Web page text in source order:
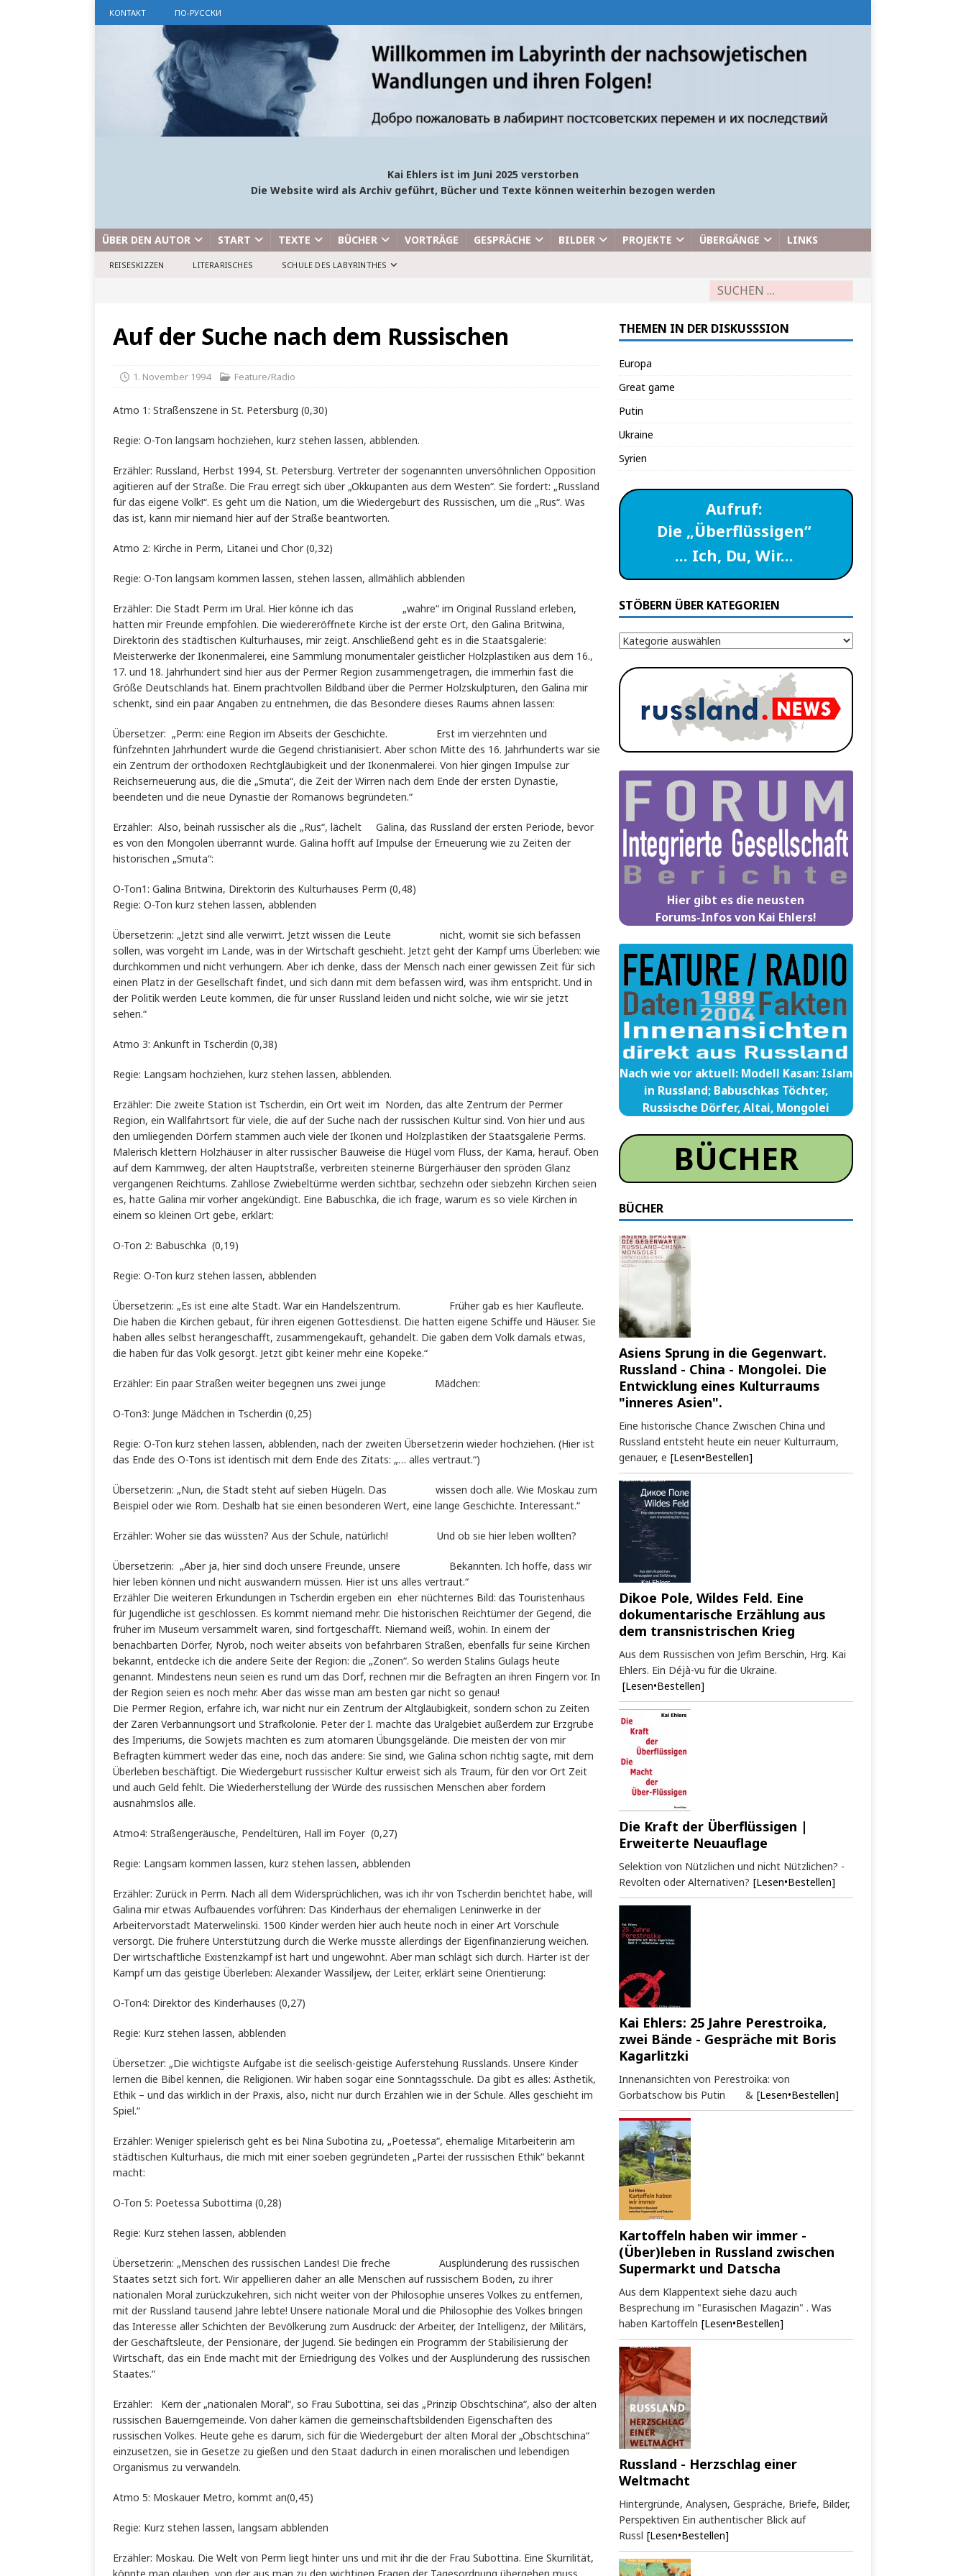
KONTAKT ПО-РУССКИ
Kai Ehlers ist im Juni 2025 verstorben
Die Website wird als Archiv geführt, Bücher und Texte können weiterhin bezogen werden
ÜBER DEN AUTOR START TEXTE BÜCHER VORTRÄGE GESPRÄCHE BILDER PROJEKTE ÜBERGÄNGE LINKS
REISESKIZZEN LITERARISCHES SCHULE DES LABYRINTHES
Auf der Suche nach dem Russischen
1. November 1994 Feature/Radio
Atmo 1: Straßenszene in St. Petersburg (0,30)
Regie: O-Ton langsam hochziehen, kurz stehen lassen, abblenden.
Erzähler: Russland, Herbst 1994, St. Petersburg. Vertreter der sogenannten unversöhnlichen Opposition
agitieren auf der Straße. Die Frau erregt sich über „Okkupanten aus dem Westen“. Sie fordert: „Russland
für das eigene Volk!“. Es geht um die Nation, um die Wiedergeburt des Russischen, um die „Rus“. Was
das ist, kann mir niemand hier auf der Straße beantworten.
Atmo 2: Kirche in Perm, Litanei und Chor (0,32)
Regie: O-Ton langsam kommen lassen, stehen lassen, allmählich abblenden
Erzähler: Die Stadt Perm im Ural. Hier könne ich das „wahre“ im Original Russland erleben,
hatten mir Freunde empfohlen. Die wiedereröffnete Kirche ist der erste Ort, den Galina Britwina,
Direktorin des städtischen Kulturhauses, mir zeigt. Anschließend geht es in die Staatsgalerie:
Meisterwerke der Ikonenmalerei, eine Sammlung monumentaler geistlicher Holzplastiken aus dem 16.,
17. und 18. Jahrhundert sind hier aus der Permer Region zusammengetragen, die immerhin fast die
Größe Deutschlands hat. Einem prachtvollen Bildband über die Permer Holzskulpturen, den Galina mir
schenkt, sind ein paar Angaben zu entnehmen, die das Besondere dieses Raums ahnen lassen:
Übersetzer: „Perm: eine Region im Abseits der Geschichte. Erst im vierzehnten und
fünfzehnten Jahrhundert wurde die Gegend christianisiert. Aber schon Mitte des 16. Jahrhunderts war sie
ein Zentrum der orthodoxen Rechtgläubigkeit und der Ikonenmalerei. Von hier gingen Impulse zur
Reichserneuerung aus, die die „Smuta“, die Zeit der Wirren nach dem Ende der ersten Dynastie,
beendeten und die neue Dynastie der Romanows begründeten.“
Erzähler: Also, beinah russischer als die „Rus“, lächelt Galina, das Russland der ersten Periode, bevor
es von den Mongolen überrannt wurde. Galina hofft auf Impulse der Erneuerung wie zu Zeiten der
historischen „Smuta“:
O-Ton1: Galina Britwina, Direktorin des Kulturhauses Perm (0,48)
Regie: O-Ton kurz stehen lassen, abblenden
Übersetzerin: „Jetzt sind alle verwirrt. Jetzt wissen die Leute nicht, womit sie sich befassen
sollen, was vorgeht im Lande, was in der Wirtschaft geschieht. Jetzt geht der Kampf ums Überleben: wie
durchkommen und nicht verhungern. Aber ich denke, dass der Mensch nach einer gewissen Zeit für sich
einen Platz in der Gesellschaft findet, und sich dann mit dem befassen wird, was ihm entspricht. Und in
der Politik werden Leute kommen, die für unser Russland leiden und nicht solche, wie wir sie jetzt
sehen.“
Atmo 3: Ankunft in Tscherdin (0,38)
Regie: Langsam hochziehen, kurz stehen lassen, abblenden.
Erzähler: Die zweite Station ist Tscherdin, ein Ort weit im Norden, das alte Zentrum der Permer
Region, ein Wallfahrtsort für viele, die auf der Suche nach der russischen Kultur sind. Von hier und aus
den umliegenden Dörfern stammen auch viele der Ikonen und Holzplastiken der Staatsgalerie Perms.
Malerisch klettern Holzhäuser in alter russischer Bauweise die Hügel vom Fluss, der Kama, herauf. Oben
auf dem Kammweg, der alten Hauptstraße, verbreiten steinerne Bürgerhäuser den spröden Glanz
vergangenen Reichtums. Zahllose Zwiebeltürme werden sichtbar, sechzehn oder siebzehn Kirchen seien
es, hatte Galina mir vorher angekündigt. Eine Babuschka, die ich frage, warum es so viele Kirchen in
einem so kleinen Ort gebe, erklärt:
O-Ton 2: Babuschka (0,19)
Regie: O-Ton kurz stehen lassen, abblenden
Übersetzerin: „Es ist eine alte Stadt. War ein Handelszentrum. Früher gab es hier Kaufleute.
Die haben die Kirchen gebaut, für ihren eigenen Gottesdienst. Die hatten eigene Schiffe und Häuser. Sie
haben alles selbst herangeschafft, zusammengekauft, gehandelt. Die gaben dem Volk damals etwas,
die haben für das Volk gesorgt. Jetzt gibt keiner mehr eine Kopeke.“
Erzähler: Ein paar Straßen weiter begegnen uns zwei junge Mädchen:
O-Ton3: Junge Mädchen in Tscherdin (0,25)
Regie: O-Ton kurz stehen lassen, abblenden, nach der zweiten Übersetzerin wieder hochziehen. (Hier ist
das Ende des O-Tons ist identisch mit dem Ende des Zitats: „… alles vertraut.“)
Übersetzerin: „Nun, die Stadt steht auf sieben Hügeln. Das wissen doch alle. Wie Moskau zum
Beispiel oder wie Rom. Deshalb hat sie einen besonderen Wert, eine lange Geschichte. Interessant.“
Erzähler: Woher sie das wüssten? Aus der Schule, natürlich! Und ob sie hier leben wollten?
Übersetzerin: „Aber ja, hier sind doch unsere Freunde, unsere Bekannten. Ich hoffe, dass wir
hier leben können und nicht auswandern müssen. Hier ist uns alles vertraut.“
Erzähler Die weiteren Erkundungen in Tscherdin ergeben ein eher nüchternes Bild: das Touristenhaus
für Jugendliche ist geschlossen. Es kommt niemand mehr. Die historischen Reichtümer der Gegend, die
früher im Museum versammelt waren, sind fortgeschafft. Niemand weiß, wohin. In einem der
benachbarten Dörfer, Nyrob, noch weiter abseits von befahrbaren Straßen, ebenfalls für seine Kirchen
bekannt, entdecke ich die andere Seite der Region: die „Zonen“. So werden Stalins Gulags heute
genannt. Mindestens neun seien es rund um das Dorf, rechnen mir die Befragten an ihren Fingern vor. In
der Region seien es noch mehr. Aber das wisse man am besten gar nicht so genau!
Die Permer Region, erfahre ich, war nicht nur ein Zentrum der Altgläubigkeit, sondern schon zu Zeiten
der Zaren Verbannungsort und Strafkolonie. Peter der I. machte das Uralgebiet außerdem zur Erzgrube
des Imperiums, die Sowjets machten es zum atomaren Übungsgelände. Die meisten der von mir
Befragten kümmert weder das eine, noch das andere: Sie sind, wie Galina schon richtig sagte, mit dem
Überleben beschäftigt. Die Wiedergeburt russischer Kultur erweist sich als Traum, für den vor Ort Zeit
und auch Geld fehlt. Die Wiederherstellung der Würde des russischen Menschen aber fordern
ausnahmslos alle.
Atmo4: Straßengeräusche, Pendeltüren, Hall im Foyer (0,27)
Regie: Langsam kommen lassen, kurz stehen lassen, abblenden
Erzähler: Zurück in Perm. Nach all dem Widersprüchlichen, was ich ihr von Tscherdin berichtet habe, will
Galina mir etwas Aufbauendes vorführen: Das Kinderhaus der ehemaligen Leninwerke in der
Arbeitervorstadt Materwelinski. 1500 Kinder werden hier auch heute noch in einer Art Vorschule
versorgt. Die frühere Unterstützung durch die Werke musste allerdings der Eigenfinanzierung weichen.
Der wirtschaftliche Existenzkampf ist hart und ungewohnt. Aber man schlägt sich durch. Härter ist der
Kampf um das geistige Überleben: Alexander Wassiljew, der Leiter, erklärt seine Orientierung:
O-Ton4: Direktor des Kinderhauses (0,27)
Regie: Kurz stehen lassen, abblenden
Übersetzer: „Die wichtigste Aufgabe ist die seelisch-geistige Auferstehung Russlands. Unsere Kinder
lernen die Bibel kennen, die Religionen. Wir haben sogar eine Sonntagsschule. Da gibt es alles: Ästhetik,
Ethik – und das wirklich in der Praxis, also, nicht nur durch Erzählen wie in der Schule. Alles geschieht im
Spiel.“
Erzähler: Weniger spielerisch geht es bei Nina Subotina zu, „Poetessa“, ehemalige Mitarbeiterin am
städtischen Kulturhaus, die mich mit einer soeben gegründeten „Partei der russischen Ethik“ bekannt
macht:
O-Ton 5: Poetessa Subottima (0,28)
Regie: Kurz stehen lassen, abblenden
Übersetzerin: „Menschen des russischen Landes! Die freche Ausplünderung des russischen
Staates setzt sich fort. Wir appellieren daher an alle Menschen auf russischem Boden, zu ihrer
nationalen Moral zurückzukehren, sich nicht weiter von der Philosophie unseres Volkes zu entfernen,
mit der Russland tausend Jahre lebte! Unsere nationale Moral und die Philosophie des Volkes bringen
das Interesse aller Schichten der Bevölkerung zum Ausdruck: der Arbeiter, der Intelligenz, der Militärs,
der Geschäftsleute, der Pensionäre, der Jugend. Sie bedingen ein Programm der Stabilisierung der
Wirtschaft, das ein Ende macht mit der Erniedrigung des Volkes und der Ausplünderung des russischen
Staates.“
Erzähler: Kern der „nationalen Moral“, so Frau Subottina, sei das „Prinzip Obschtschina“, also der alten
russischen Bauerngemeinde. Von daher kämen die gemeinschaftsbildenden Eigenschaften des
russischen Volkes. Heute gehe es darum, sich für die Wiedergeburt der alten Moral der „Obschtschina“
einzusetzen, sie in Gesetze zu gießen und den Staat dadurch in einen moralischen und lebendigen
Organismus zu verwandeln.
Atmo 5: Moskauer Metro, kommt an(0,45)
Regie: Kurz stehen lassen, langsam abblenden
Erzähler: Moskau. Die Welt von Perm liegt hinter uns und mit ihr die der Frau Subottina. Eine Skurrilität,
THEMEN IN DER DISKUSSSION
Europa
Great game
Putin
Ukraine
Syrien
Aufruf:
Die „Überflüssigen“
… Ich, Du, Wir…
STÖBERN ÜBER KATEGORIEN
Hier gibt es die neusten
Forums-Infos von Kai Ehlers!
Nach wie vor aktuell: Modell Kasan: Islam
in Russland; Babuschkas Töchter,
Russische Dörfer, Altai, Mongolei
BÜCHER
BÜCHER
Asiens Sprung in die Gegenwart.
Russland - China - Mongolei. Die
Entwicklung eines Kulturraums
"inneres Asien".
Eine historische Chance Zwischen China und
Russland entsteht heute ein neuer Kulturraum,
genauer, e [Lesen•Bestellen]
Dikoe Pole, Wildes Feld. Eine
dokumentarische Erzählung aus
dem transnistrischen Krieg
Aus dem Russischen von Jefim Berschin, Hrg. Kai
Ehlers. Ein Déjà-vu für die Ukraine.
[Lesen•Bestellen]
Die Kraft der Überflüssigen |
Erweiterte Neuauflage
Selektion von Nützlichen und nicht Nützlichen? -
Revolten oder Alternativen? [Lesen•Bestellen]
Kai Ehlers: 25 Jahre Perestroika,
zwei Bände - Gespräche mit Boris
Kagarlitzki
Innenansichten von Perestroika: von
Gorbatschow bis Putin & [Lesen•Bestellen]
Kartoffeln haben wir immer -
(Über)leben in Russland zwischen
Supermarkt und Datscha
Aus dem Klappentext siehe dazu auch
Besprechung im "Eurasischen Magazin" . Was
haben Kartoffeln [Lesen•Bestellen]
Russland - Herzschlag einer
Weltmacht
Hintergründe, Analysen, Gespräche, Briefe, Bilder,
Perspektiven Ein authentischer Blick auf
Russl [Lesen•Bestellen]